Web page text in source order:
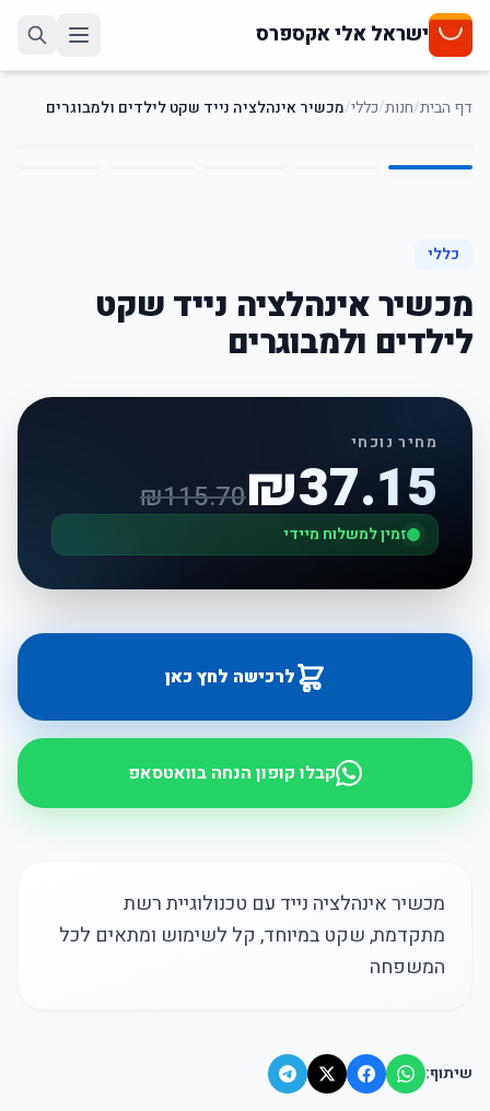
ישראל אלי אקספרס
דף הבית/חנות/כללי/מכשיר אינהלציה נייד שקט לילדים ולמבוגרים
1
/
5
כללי
מכשיר אינהלציה נייד שקט
לילדים ולמבוגרים
מחיר נוכחי
₪37.15
₪115.70
זמין למשלוח מיידי
לרכישה לחץ כאן
קבלו קופון הנחה בוואטסאפ
מכשיר אינהלציה נייד עם טכנולוגיית רשת
מתקדמת, שקט במיוחד, קל לשימוש ומתאים לכל
המשפחה
שיתוף: